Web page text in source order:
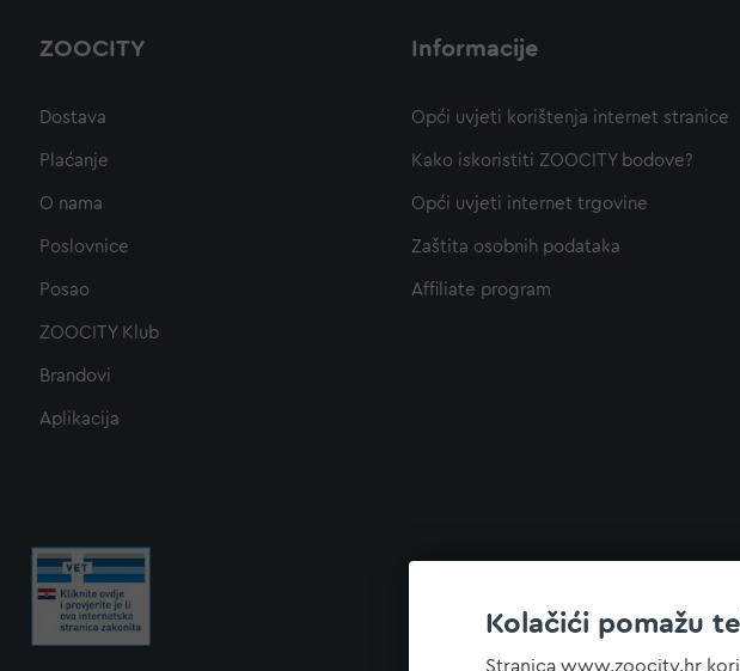
Kolačići pomažu
Stranica www.zoocity.hr
ZOOCITY
Dostava
Plaćanje
O nama
Poslovnice
Posao
ZOOCITY Klub
Brandovi
Aplikacija
Informacije
Opći uvjeti korištenja internet stranice
Kako iskoristiti ZOOCITY bodove?
Opći uvjeti internet trgovine
Zaštita osobnih podataka
Affiliate program